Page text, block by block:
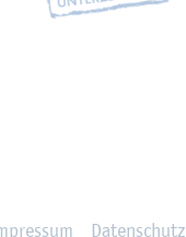
Da­ten­schutz